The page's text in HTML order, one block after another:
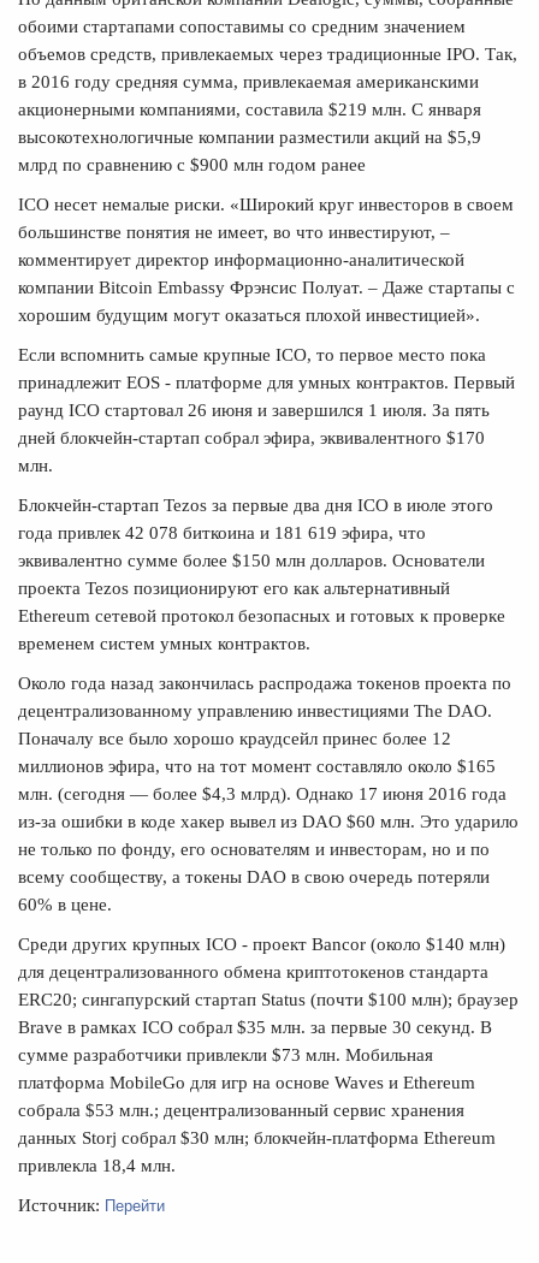
обоими стартапами сопоставимы со средним значением
объемов средств, привлекаемых через традиционные IPO. Так,
в 2016 году средняя сумма, привлекаемая американскими
акционерными компаниями, составила $219 млн. С января
высокотехнологичные компании разместили акций на $5,9
млрд по сравнению с $900 млн годом ранее
ICO несет немалые риски. «Широкий круг инвесторов в своем
большинстве понятия не имеет, во что инвестируют, –
комментирует директор информационно-аналитической
компании Bitcoin Embassy Фрэнсис Полуат. – Даже стартапы с
хорошим будущим могут оказаться плохой инвестицией».
Если вспомнить самые крупные ICO, то первое место пока
принадлежит EOS - платформе для умных контрактов. Первый
раунд ICO стартовал 26 июня и завершился 1 июля. За пять
дней блокчейн-стартап собрал эфира, эквивалентного $170
млн.
Блокчейн-стартап Tezos за первые два дня ICO в июле этого
года привлек 42 078 биткоина и 181 619 эфира, что
эквивалентно сумме более $150 млн долларов. Основатели
проекта Tezos позиционируют его как альтернативный
Ethereum сетевой протокол безопасных и готовых к проверке
временем систем умных контрактов.
Около года назад закончилась распродажа токенов проекта по
децентрализованному управлению инвестициями The DAO.
Поначалу все было хорошо краудсейл принес более 12
миллионов эфира, что на тот момент составляло около $165
млн. (сегодня — более $4,3 млрд). Однако 17 июня 2016 года
из-за ошибки в коде хакер вывел из DAO $60 млн. Это ударило
не только по фонду, его основателям и инвесторам, но и по
всему сообществу, а токены DAO в свою очередь потеряли
60% в цене.
Среди других крупных ICO - проект Bancor (около $140 млн)
для децентрализованного обмена криптотокенов стандарта
ERC20; cингапурский стартап Status (почти $100 млн); браузер
Brave в рамках ICO собрал $35 млн. за первые 30 секунд. В
сумме разработчики привлекли $73 млн. Мобильная
платформа MobileGo для игр на основе Waves и Ethereum
собрала $53 млн.; децентрализованный сервис хранения
данных Storj собрал $30 млн; блокчейн-платформа Ethereum
привлекла 18,4 млн.
Источник: Перейти